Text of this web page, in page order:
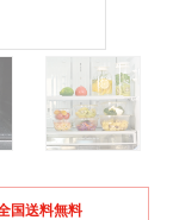
国送料無料